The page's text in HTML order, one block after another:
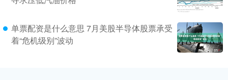
单票配资是什么意思 7月美股半导体股票承受
着“危机级别”波动